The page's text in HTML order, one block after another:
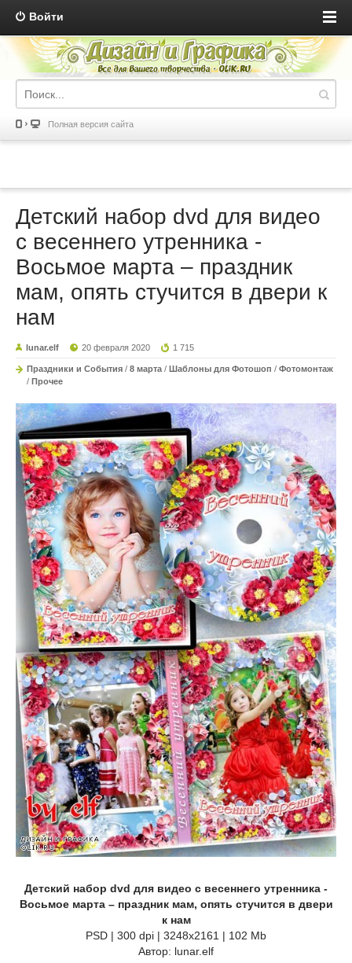
Войти
Полная версия сайта
Детский набор dvd для видео
с весеннего утренника -
Восьмое марта – праздник
мам, опять стучится в двери к
нам
lunar.elf 20 февраля 2020 1 715
Праздники и События / 8 марта / Шаблоны для Фотошоп / Фотомонтаж
/ Прочее
Детский набор dvd для видео с весеннего утренника -
Восьмое марта – праздник мам, опять стучится в двери
к нам
PSD | 300 dpi | 3248x2161 | 102 Mb
Автор: lunar.elf